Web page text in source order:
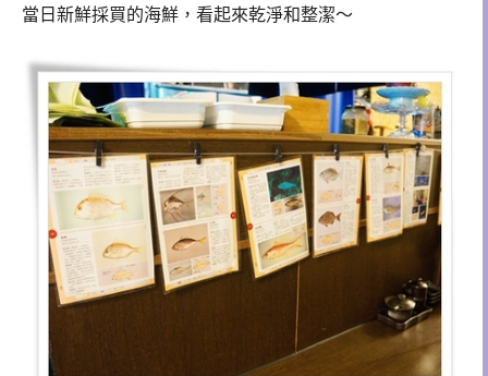
當日新鮮採買的海鮮，看起來乾淨和整潔～